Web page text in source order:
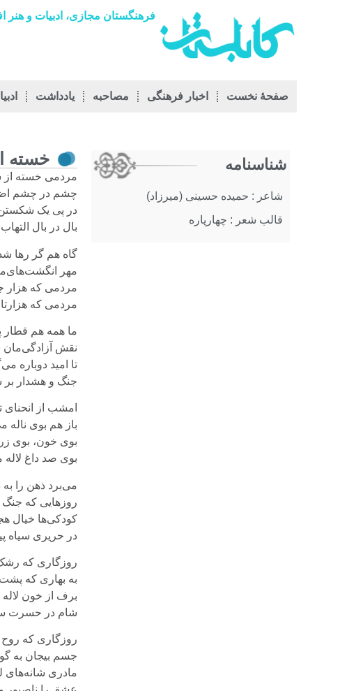
فرهنگستان مجازی، ادبیات و هنر
صفحۀ نخست اخبار فرهنگی مصاحبه يادداشت
خسته
مردمی خسته از
چشم در چشم
در پی یک شکستن
بال در بال
گاه هم گر رها
مهر
مردمی که هزار
مردمی که هزارتا
ما همه هم قطار
نقش
تا امید دوباره
جنگ و هشدار
امشب از انحنای
باز هم بوی ناله
بوی خون، بوی
بوی صد داغ لاله
می‌برد ذهن را به
روزهایی که جنگ
کودکی‌ها خیال
در حریری سیاه
روزگاری که
به بهاری که پشت
برف از خون لاله
شام در حسرت
روزگاری که روح
جسم بیجان به
مادری شانه‌هاى
شناسنامه
شاعر : حمیده حسینی (میرزاد)
قالب شعر : چهارپاره